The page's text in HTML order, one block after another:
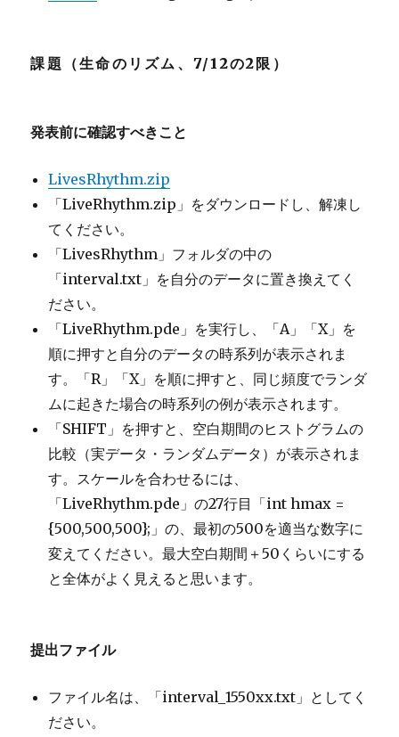
課題（生命のリズム、7/12の2限）
発表前に確認すべきこと
LivesRhythm.zip
「LiveRhythm.zip」をダウンロードし、解凍し
てください。
「LivesRhythm」フォルダの中の
「interval.txt」を自分のデータに置き換えてく
ださい。
「LiveRhythm.pde」を実行し、「A」「X」を
順に押すと自分のデータの時系列が表示されま
す。「R」「X」を順に押すと、同じ頻度でランダ
ムに起きた場合の時系列の例が表示されます。
「SHIFT」を押すと、空白期間のヒストグラムの
比較（実データ・ランダムデータ）が表示されま
す。スケールを合わせるには、
「LiveRhythm.pde」の27行目「int hmax =
{500,500,500};」の、最初の500を適当な数字に
変えてください。最大空白期間＋50くらいにする
と全体がよく見えると思います。
提出ファイル
ファイル名は、「interval_1550xx.txt」としてく
ださい。